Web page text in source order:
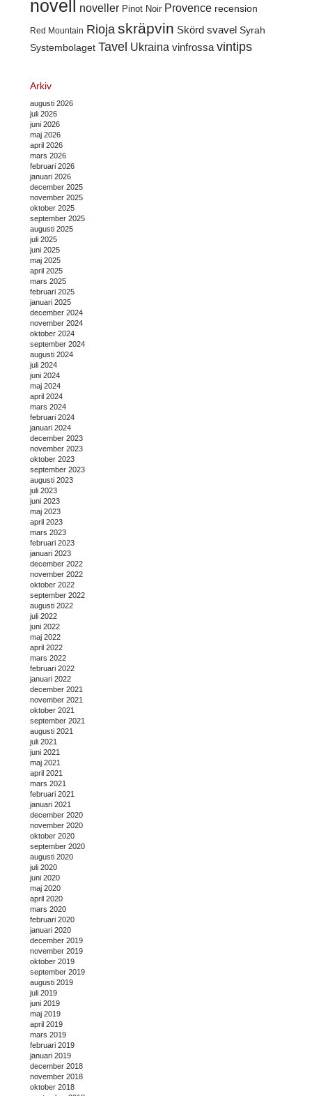
novell noveller Pinot Noir Provence recension
Red Mountain Rioja skräpvin Skörd svavel Syrah
Systembolaget Tavel Ukraina vinfrossa vintips
Arkiv
augusti 2026
juli 2026
juni 2026
maj 2026
april 2026
mars 2026
februari 2026
januari 2026
december 2025
november 2025
oktober 2025
september 2025
augusti 2025
juli 2025
juni 2025
maj 2025
april 2025
mars 2025
februari 2025
januari 2025
december 2024
november 2024
oktober 2024
september 2024
augusti 2024
juli 2024
juni 2024
maj 2024
april 2024
mars 2024
februari 2024
januari 2024
december 2023
november 2023
oktober 2023
september 2023
augusti 2023
juli 2023
juni 2023
maj 2023
april 2023
mars 2023
februari 2023
januari 2023
december 2022
november 2022
oktober 2022
september 2022
augusti 2022
juli 2022
juni 2022
maj 2022
april 2022
mars 2022
februari 2022
januari 2022
december 2021
november 2021
oktober 2021
september 2021
augusti 2021
juli 2021
juni 2021
maj 2021
april 2021
mars 2021
februari 2021
januari 2021
december 2020
november 2020
oktober 2020
september 2020
augusti 2020
juli 2020
juni 2020
maj 2020
april 2020
mars 2020
februari 2020
januari 2020
december 2019
november 2019
oktober 2019
september 2019
augusti 2019
juli 2019
juni 2019
maj 2019
april 2019
mars 2019
februari 2019
januari 2019
december 2018
november 2018
oktober 2018